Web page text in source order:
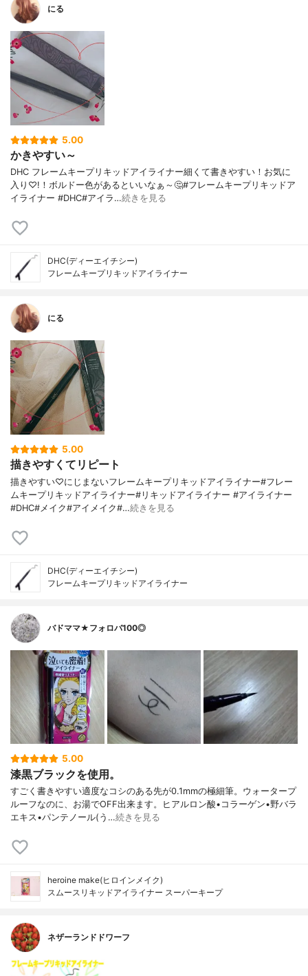
にる
5.00
かきやすい～
DHC フレームキープリキッドアイライナー細くて書きやすい！お気に
入り♡!！ボルドー色があるといいなぁ～🤔#フレームキープリキッドア
イライナー #DHC#アイラ…続きを見る
DHC(ディーエイチシー)
フレームキープリキッドアイライナー
にる
5.00
描きやすくてリピート
描きやすい♡にじまないフレームキープリキッドアイライナー#フレー
ムキープリキッドアイライナー#リキッドアイライナー #アイライナー
#DHC#メイク#アイメイク#…続きを見る
DHC(ディーエイチシー)
フレームキープリキッドアイライナー
バドママ★フォロバ100◎
5.00
漆黒ブラックを使用。
すごく書きやすい適度なコシのある先が0.1mmの極細筆。ウォータープ
ルーフなのに、お湯でOFF出来ます。ヒアルロン酸•コラーゲン•野バラ
エキス•パンテノール(う…続きを見る
heroine make(ヒロインメイク)
スムースリキッドアイライナー スーパーキープ
ネザーランドドワーフ